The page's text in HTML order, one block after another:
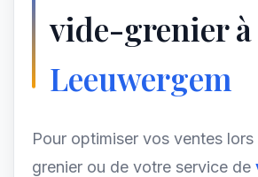
vide-grenier à
Leeuwergem
Pour optimiser vos ventes
grenier ou de votre service de